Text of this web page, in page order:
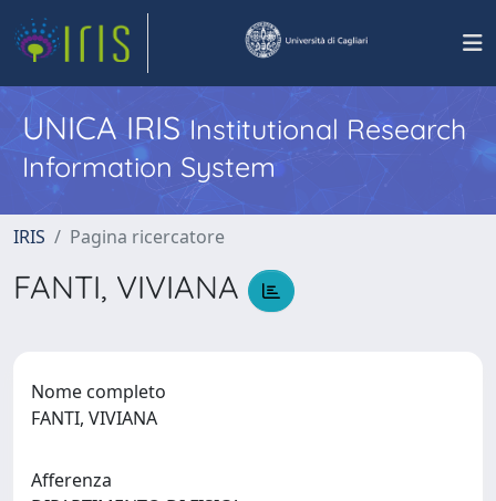
UNICA IRISInstitutional Research
Information System
IRIS Pagina ricercatore
FANTI, VIVIANA
Nome completo
FANTI, VIVIANA
Afferenza